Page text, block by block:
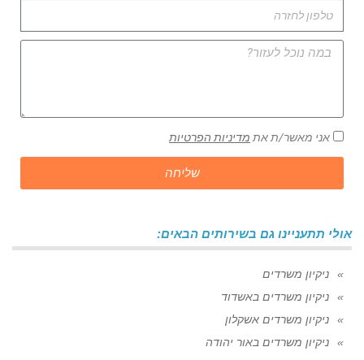
אני מאשר/ת את מדיניות הפרטיות
שליחה
אולי תתעניינו גם בשירותים הבאים:
ניקיון משרדים
ניקיון משרדים באשדוד
ניקיון משרדים אשקלון
ניקיון משרדים באור יהודה